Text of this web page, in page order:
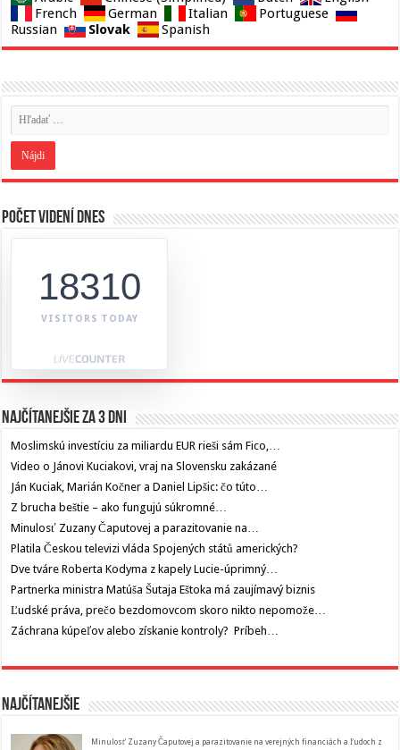
French
German Italian
Portuguese
Russian
Slovak Spanish
Počet videní dnes
18310
VISITORS TODAY
Najčítanejšie za 3 dni
Moslimskú investíciu za miliardu EUR rieši sám Fico,…
Video o Jánovi Kuciakovi, vraj na Slovensku zakázané
Ján Kuciak, Marián Kočner a Daniel Lipšic: čo túto…
Z brucha beštie – ako fungujú súkromné…
Minulosť Zuzany Čaputovej a parazitovanie na…
Platila Českou televizi vláda Spojených států amerických?
Dve tváre Roberta Kodyma z kapely Lucie-úprimný…
Partnerka ministra Matúša Šutaja Eštoka má zaujímavý biznis
Ľudské práva, prečo bezdomovcom skoro nikto nepomože…
Záchrana kúpeľov alebo získanie kontroly? Príbeh…
Najčítanejšie
Minulosť Zuzany Čaputovej a parazitovanie na verejných financiách a ľudoch z